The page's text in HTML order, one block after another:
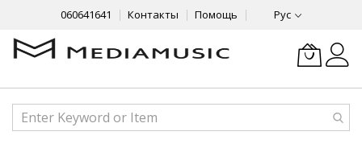
060641641 Контакты Помощь Рус